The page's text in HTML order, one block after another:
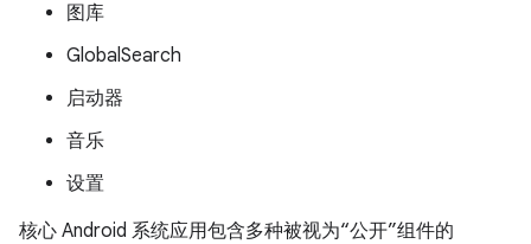
图库
GlobalSearch
启动器
音乐
设置
核心 Android 系统应用包含多种被视为“公开”组件的